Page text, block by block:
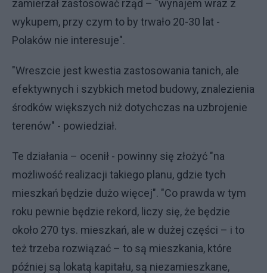
zamierzał zastosować rząd – "wynajem wraz z
wykupem, przy czym to by trwało 20-30 lat -
Polaków nie interesuje".
"Wreszcie jest kwestia zastosowania tanich, ale
efektywnych i szybkich metod budowy, znalezienia
środków większych niż dotychczas na uzbrojenie
terenów" - powiedział.
Te działania – ocenił - powinny się złożyć "na
możliwość realizacji takiego planu, gdzie tych
mieszkań będzie dużo więcej". "Co prawda w tym
roku pewnie będzie rekord, liczy się, że będzie
około 270 tys. mieszkań, ale w dużej części – i to
też trzeba rozwiązać – to są mieszkania, które
później są lokatą kapitału, są niezamieszkane,